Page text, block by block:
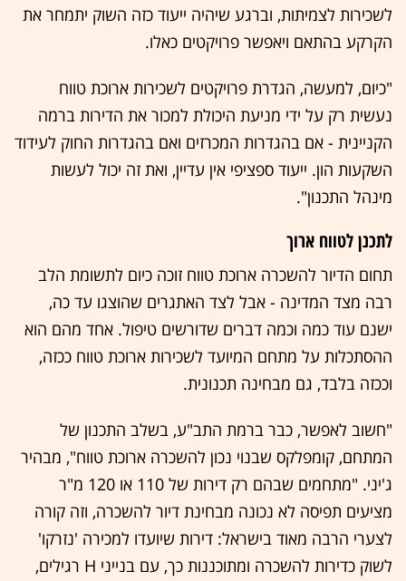
לשכירות לצמיתות, וברגע שיהיה ייעוד כזה השוק יתמחר את
הקרקע בהתאם ויאפשר פרויקטים כאלו.
"כיום, למעשה, הגדרת פרויקטים לשכירות ארוכת טווח
נעשית רק על ידי מניעת היכולת למכור את הדירות ברמה
הקניינית - אם בהגדרות המכרזים ואם בהגדרות החוק לעידוד
השקעות הון. ייעוד ספציפי אין עדיין, ואת זה יכול לעשות
מינהל התכנון".
לתכנן לטווח ארוך
תחום הדיור להשכרה ארוכת טווח זוכה כיום לתשומת הלב
רבה מצד המדינה - אבל לצד האתגרים שהוצגו עד כה,
ישנם עוד כמה וכמה דברים שדורשים טיפול. אחד מהם הוא
ההסתכלות על מתחם המיועד לשכירות ארוכת טווח ככזה,
וככזה בלבד, גם מבחינה תכנונית.
"חשוב לאפשר, כבר ברמת התב"ע, בשלב התכנון של
המתחם, קומפלקס שבנוי נכון להשכרה ארוכת טווח", מבהיר
ג'יני. "מתחמים שבהם רק דירות של 110 או 120 מ"ר
מציעים תפיסה לא נכונה מבחינת דיור להשכרה, וזה קורה
לצערי הרבה מאוד בישראל: דירות שיועדו למכירה 'נזרקו'
לשוק כדירות להשכרה ומתוכננות כך, עם בנייני H רגילים,